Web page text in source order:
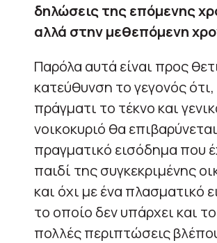
δηλώσεις της επόμενης
αλλά στην μεθεπόμενη
Παρόλα αυτά είναι προς
κατεύθυνση το γεγονός ότι,
πράγματι το τέκνο και
νοικοκυριό θα
πραγματικό εισόδημα που
παιδί της συγκεκριμένης
και όχι με ένα πλασματικό
το οποίο δεν υπάρχει και
πολλές περιπτώσεις